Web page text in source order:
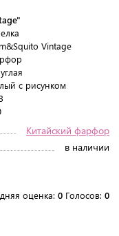
Vintage
с рисунком
Китайский фарфор
в наличии
оценка: 0 Голосов: 0